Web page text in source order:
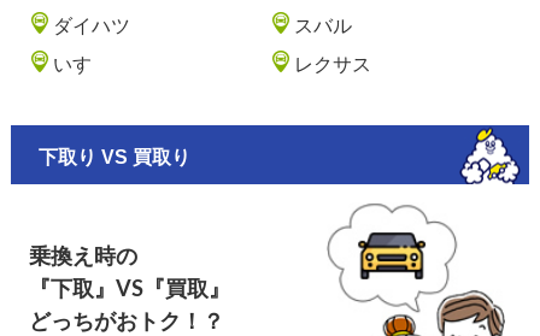
ダイハツ
スバル
いすゞ
レクサス
下取り VS 買取り
乗換え時の
『下取』VS『買取』
どっちがおトク！？